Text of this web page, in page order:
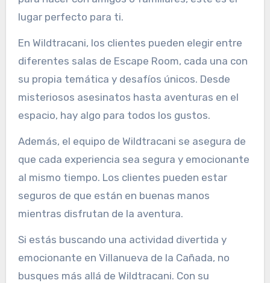
lugar perfecto para ti.
En Wildtracani, los clientes pueden elegir entre
diferentes salas de Escape Room, cada una con
su propia temática y desafíos únicos. Desde
misteriosos asesinatos hasta aventuras en el
espacio, hay algo para todos los gustos.
Además, el equipo de Wildtracani se asegura de
que cada experiencia sea segura y emocionante
al mismo tiempo. Los clientes pueden estar
seguros de que están en buenas manos
mientras disfrutan de la aventura.
Si estás buscando una actividad divertida y
emocionante en Villanueva de la Cañada, no
busques más allá de Wildtracani. Con su